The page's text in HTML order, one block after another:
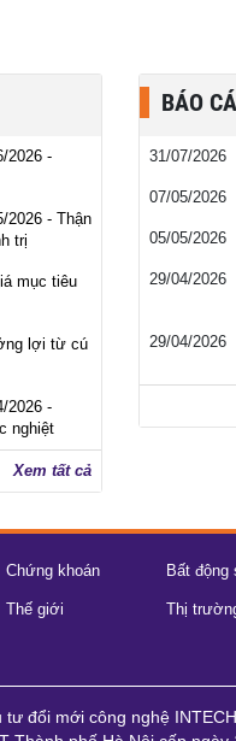
2026 -
2026 - Thận
trị
mục tiêu
lợi từ cú
2026 -
nghiệt
Xem tất cả
BÁO
31/07/2026
07/05/2026
05/05/2026
29/04/2026
29/04/2026
Chứng khoán Bất động
Thế giới Thị
đổi mới công nghệ INTECH